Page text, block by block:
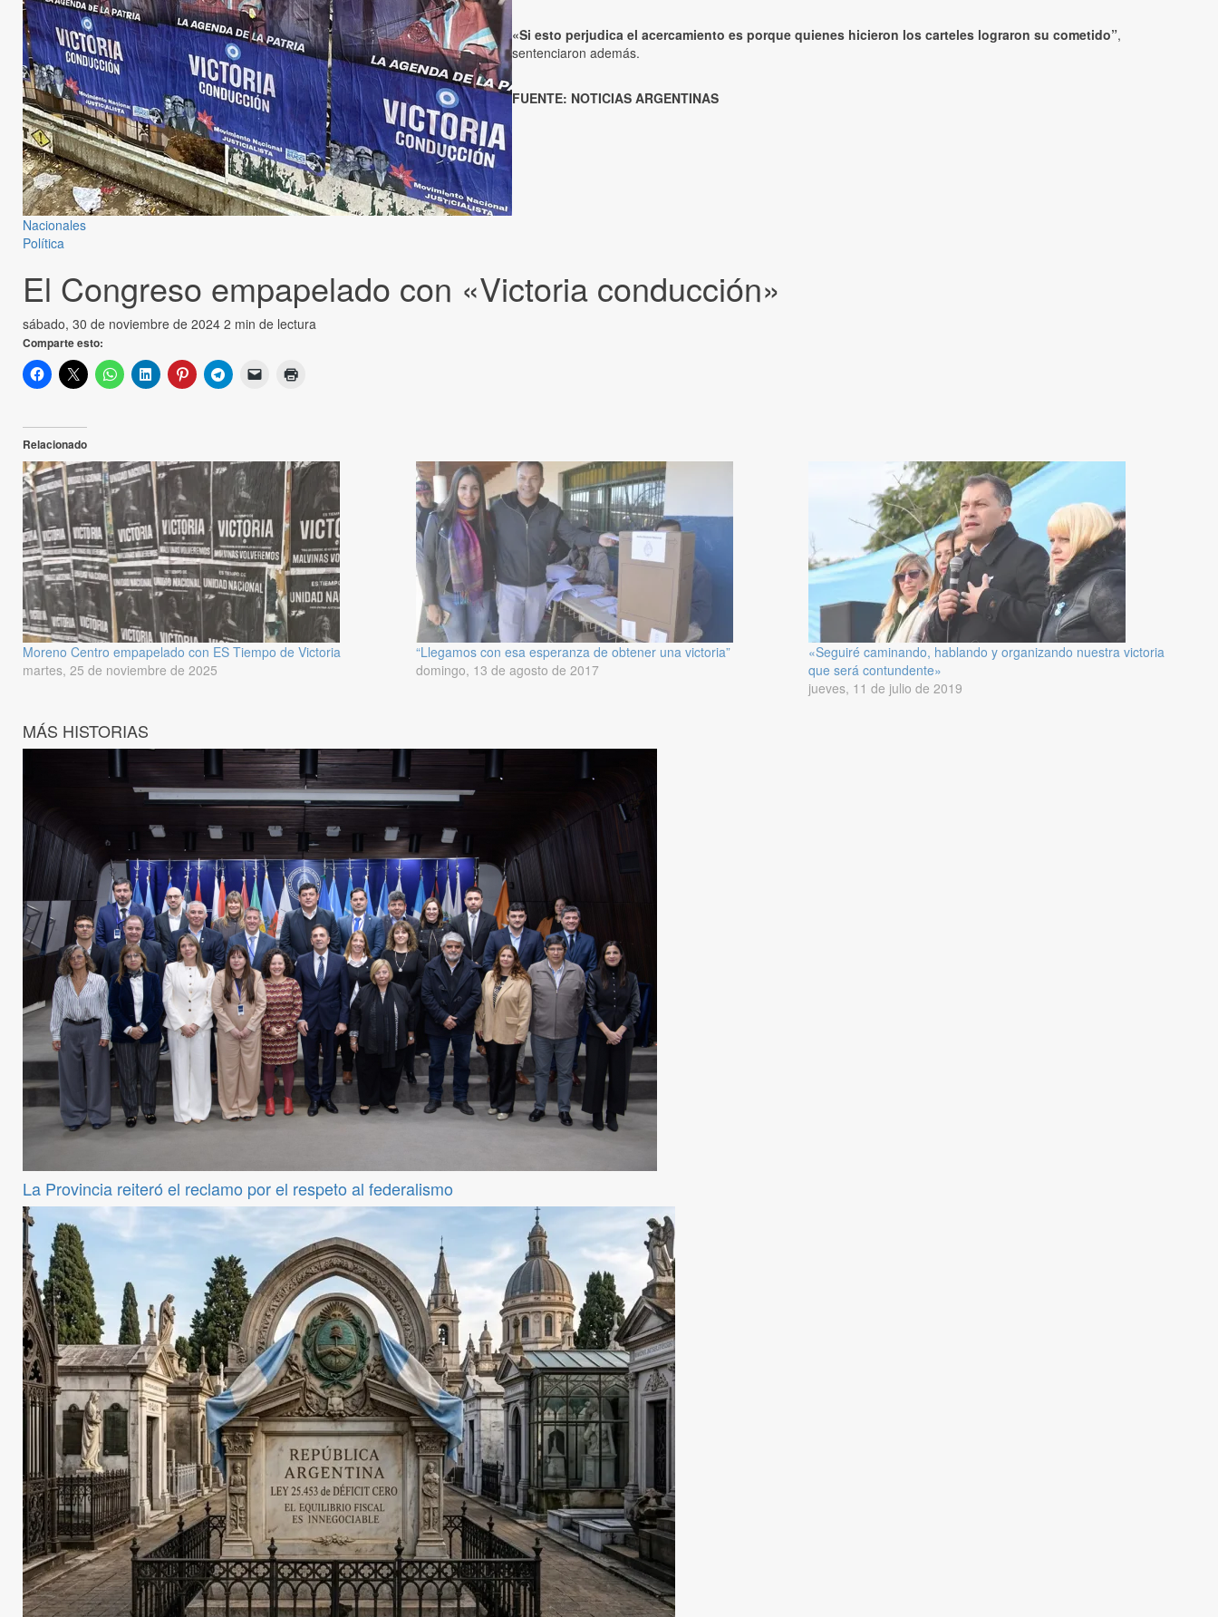
Nacionales
Política
El Congreso empapelado con «Victoria conducción»
sábado, 30 de noviembre de 2024 2 min de lectura
Comparte esto:
«Si esto perjudica el acercamiento es porque quienes hicieron los carteles lograron su cometido”,
sentenciaron además.
FUENTE: NOTICIAS ARGENTINAS
Relacionado
Moreno Centro empapelado con ES Tiempo de Victoria
martes, 25 de noviembre de 2025
“Llegamos con esa esperanza de obtener una victoria”
domingo, 13 de agosto de 2017
«Seguiré caminando, hablando y organizando nuestra victoria
que será contundente»
jueves, 11 de julio de 2019
MÁS HISTORIAS
La Provincia reiteró el reclamo por el respeto al federalismo